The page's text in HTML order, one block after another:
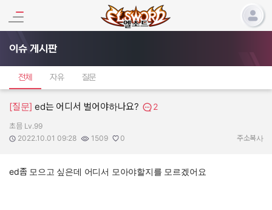
이슈 게시판
전체 자유 질문
[질문] ed는 어디서 벌어야하나요? 2
작성자:
초믐 Lv.99
작성일:
2022.10.01 09:28
조회수:
1509
추천수:
0 주소복사
ed좀 모으고 싶은데 어디서 모아야할지를 모르겠어요